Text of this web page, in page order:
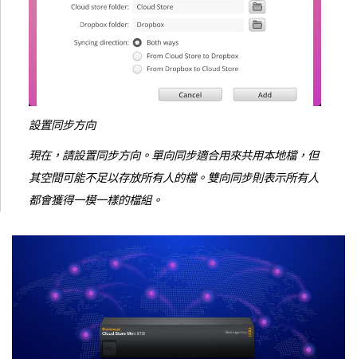
設置同步方向
現在，請設置同步方向。單向同步適合用來共用本地檔，但
其空間可能不足以存放所有人的檔。雙向同步則表示所有人
都會獲得一模一樣的檔組。